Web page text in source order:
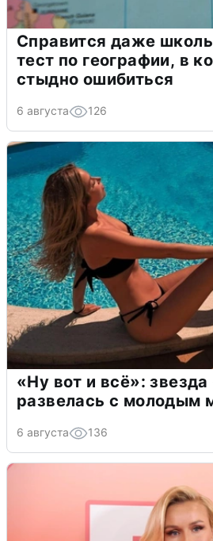
Справится даже
тест по географии, в
стыдно ошибиться
6 августа 126
«Ну вот и всё»:
развелась с молодым
6 августа 136